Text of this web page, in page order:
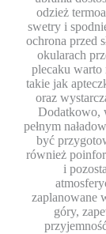
odzież
swetry i
ochrona przed
okularach
plecaku warto
takie jak
oraz
Dodatkowo,
pełnym
być
również
i
zaplanowane
góry,